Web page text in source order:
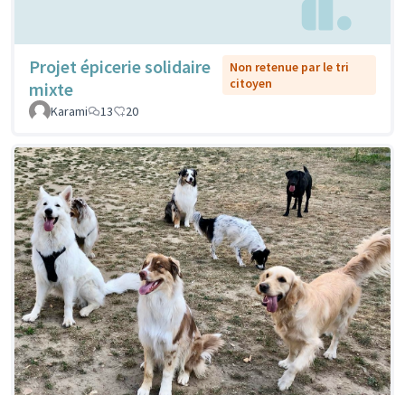
Projet épicerie solidaire
mixte
Non retenue par le tri
citoyen
Karami
13 20